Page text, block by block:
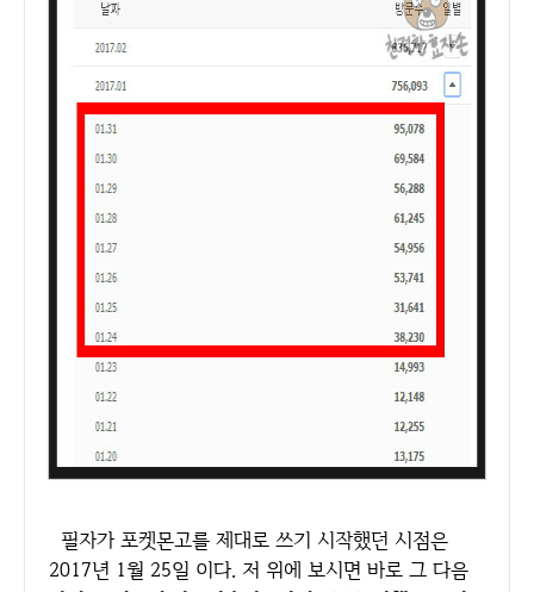
필자가 포켓몬고를 제대로 쓰기 시작했던 시점은
2017년 1월 25일 이다. 저 위에 보시면 바로 그 다음